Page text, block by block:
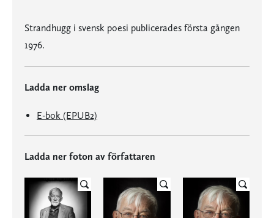
Strandhugg i svensk poesi publicerades första gången
1976.
Ladda ner omslag
E-bok (EPUB2)
Ladda ner foton av författaren